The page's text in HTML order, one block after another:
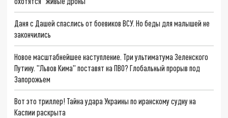
Даня с Дашей спаслись от боевиков ВСУ. Но беды для малышей не
закончились
Новое масштабнейшее наступление. Три ультиматума Зеленского
Путину. "Львов Кима" поставят на ПВО? Глобальный прорыв под
Запорожьем
Вот это триллер! Тайна удара Украины по иранскому судну на
Каспии раскрыта